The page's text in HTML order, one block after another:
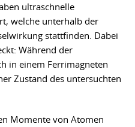
ultraschnelle
welche unterhalb der
stattfinden. Dabei
Während der
in einem Ferrimagneten
Zustand des untersuchten
Momente von Atomen